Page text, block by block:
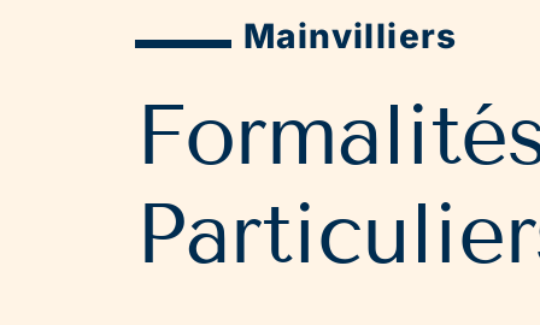
Mainvilliers